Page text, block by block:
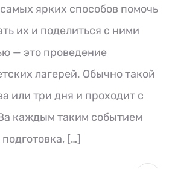
ярких способов помочь
их и поделиться с ними
— это проведение
лагерей. Обычно такой
или три дня и проходит с
каждым таким событием
[…]